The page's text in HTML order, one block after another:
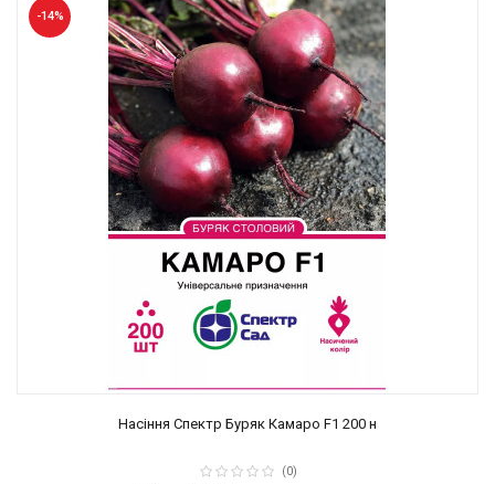
-14%
Насіння Спектр Буряк Камаро F1 200 н
(0)